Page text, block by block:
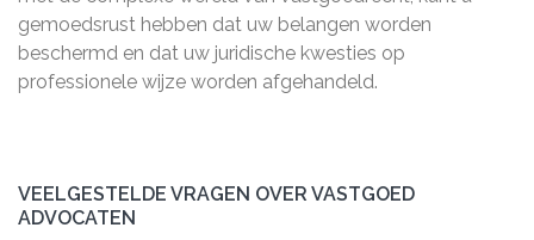
gemoedsrust hebben dat uw belangen worden
beschermd en dat uw juridische kwesties op
professionele wijze worden afgehandeld.
VEELGESTELDE VRAGEN OVER VASTGOED
ADVOCATEN